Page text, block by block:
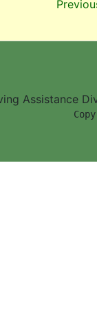
Assistance